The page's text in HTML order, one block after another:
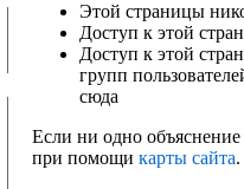
Этой страницы
Доступ к этой
Доступ к этой
групп
сюда
Если ни одно объяснение
при помощи карты сайта.